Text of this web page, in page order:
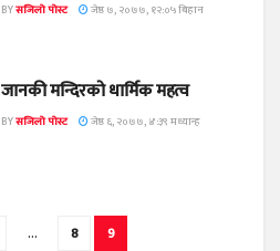
BYसजिलो पोस्ट जेष्ठ ७, २०७७, १२:०५ बिहान
जानकी मन्दिरको धार्मिक महत्व
BYसजिलो पोस्ट जेष्ठ ६, २०७७, ४:३९ मध्यान्ह
… 8 9